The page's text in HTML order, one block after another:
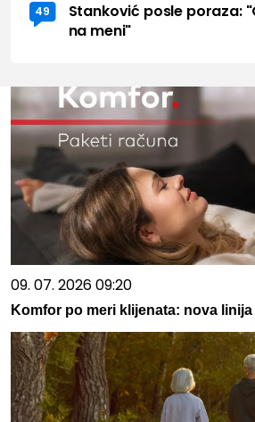
49
Stanković posle poraza:
na meni"
09. 07. 2026 09:20
Komfor po meri klijenata: nova